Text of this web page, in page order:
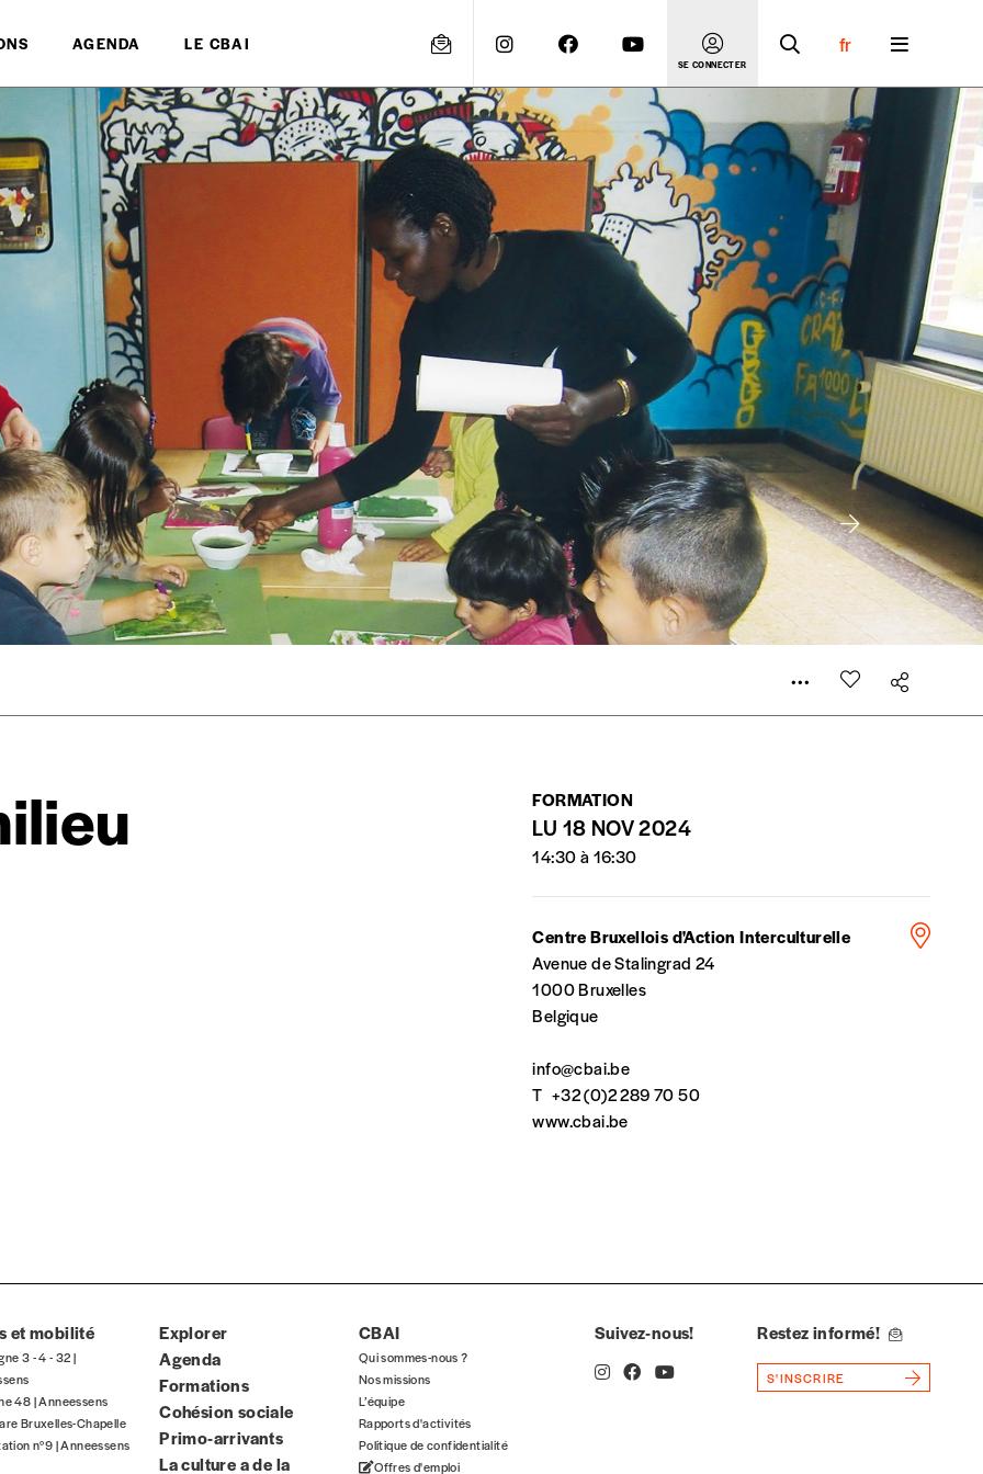
AGENDA LE CBAI
SE CONNECTER
fr
Créer un compte
est proposé àPRIX LIBRE.
bien ou d’un service, qui peut être une manière pour lui de payer le prix qu’il estime juste. Dans l’objectif de rendre
attachement aux valeurs de solidarité, nous vous proposons d’estimer vous-mêmes le coût de notre publication. Cette
indicatif. De cette manière, vous soutenez le travail de l’équipe de rédaction selon vos moyens et vos motivations.
commandez au numéro.
papier ou numérique.
avec en communication le numéro de la commande renseigné dans le mail de confirmation et
FORMATION
LU 18 NOV 2024
14:30 à 16:30
Centre Bruxellois d'Action Interculturelle
Avenue de Stalingrad 24
1000 Bruxelles
Belgique
info@cbai.be
T +32 (0)2 289 70 50
www.cbai.be
et mobilité
3 - 4 - 32 |
48 | Anneessens
Bruxelles-Chapelle
n°9 | Anneessens
Explorer
Agenda
Formations
Cohésion sociale
Primo-arrivants
La culture a de la
CBAI
Qui sommes-nous ?
Nos missions
L’équipe
Rapports d'activités
Politique de confidentialité
Offres d'emploi
Suivez-nous! Restez informé!
S'INSCRIRE